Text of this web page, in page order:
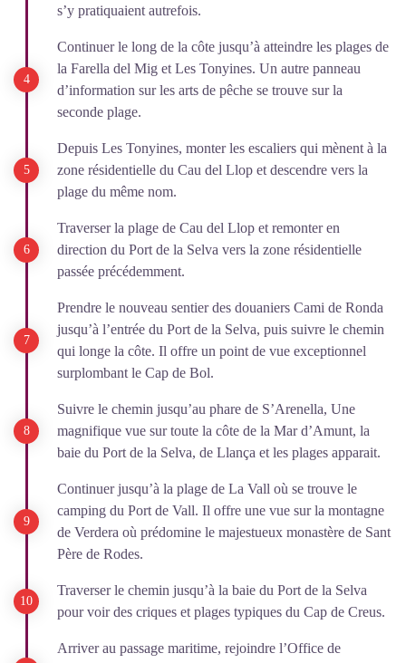
s’y pratiquaient autrefois.
Continuer le long de la côte jusqu’à atteindre les plages de
la Farella del Mig et Les Tonyines. Un autre panneau
d’information sur les arts de pêche se trouve sur la
seconde plage.
Depuis Les Tonyines, monter les escaliers qui mènent à la
zone résidentielle du Cau del Llop et descendre vers la
plage du même nom.
Traverser la plage de Cau del Llop et remonter en
direction du Port de la Selva vers la zone résidentielle
passée précédemment.
Prendre le nouveau sentier des douaniers Cami de Ronda
jusqu’à l’entrée du Port de la Selva, puis suivre le chemin
qui longe la côte. Il offre un point de vue exceptionnel
surplombant le Cap de Bol.
Suivre le chemin jusqu’au phare de S’Arenella, Une
magnifique vue sur toute la côte de la Mar d’Amunt, la
baie du Port de la Selva, de Llança et les plages apparait.
Continuer jusqu’à la plage de La Vall où se trouve le
camping du Port de Vall. Il offre une vue sur la montagne
de Verdera où prédomine le majestueux monastère de Sant
Père de Rodes.
Traverser le chemin jusqu’à la baie du Port de la Selva
pour voir des criques et plages typiques du Cap de Creus.
Arriver au passage maritime, rejoindre l’Office de